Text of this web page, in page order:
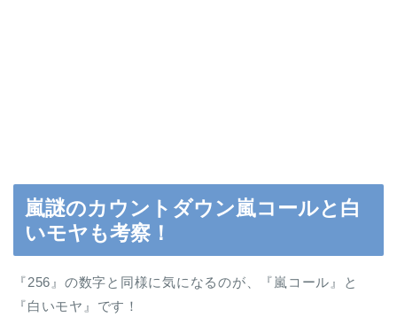
嵐謎のカウントダウン嵐コールと白
いモヤも考察！
『256』の数字と同様に気になるのが、『嵐コール』と
『白いモヤ』です！